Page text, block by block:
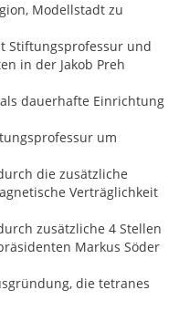
Modellstadt zu
Stiftungsprofessur und
in der Jakob Preh
dauerhafte Einrichtung
um
die zusätzliche
Verträglichkeit
zusätzliche 4 Stellen
Markus Söder
die tetranes